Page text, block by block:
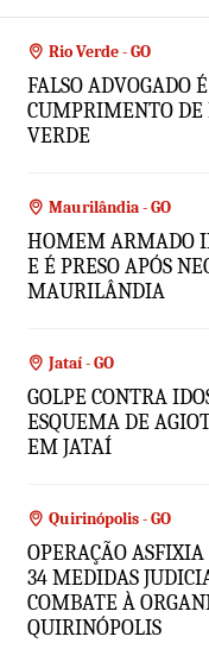
Rio Verde - GO
FALSO ADVOGADO
CUMPRIMENTO
VERDE
Maurilândia - GO
HOMEM ARMADO
E É PRESO APÓS
MAURILÂNDIA
Jataí - GO
GOLPE CONTRA
ESQUEMA DE
EM JATAÍ
Quirinópolis - GO
OPERAÇÃO
34 MEDIDAS
COMBATE À
QUIRINÓPOLIS